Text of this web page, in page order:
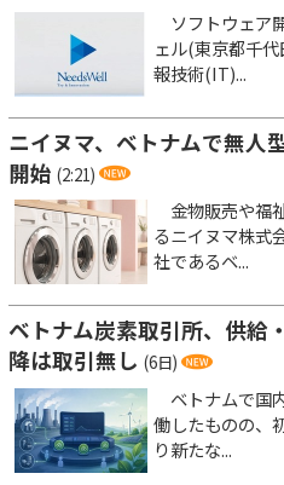
ソフトウェア
ェル(東京都千
報技術(IT)...
ニイヌマ、ベトナムで無人
開始 (2:21)
金物販売や福
るニイヌマ株式
社であるベ...
ベトナム炭素取引所、供
降は取引無し (6日)
ベトナムで国
働したものの、
り新たな...